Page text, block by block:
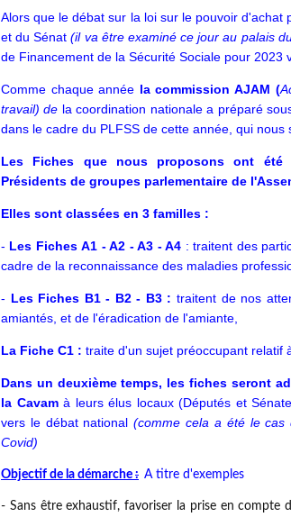
Alors que le débat sur la loi sur le pouvoir
et du Sénat(il va être examiné ce jour au palais
de Financement de la Sécurité Sociale pour 2023
Comme chaque année la commission AJAM (
travail) de la coordination nationale a préparé
dans le cadre du PLFSS de cette année, qui nous
Les Fiches que nous proposons ont été
Présidents de groupes parlementaire de
Elles sont classées en 3 familles :
- Les Fiches A1 - A2 - A3 - A4 : traitent des
cadre de la reconnaissance des maladies
- Les Fiches B1 - B2 - B3 : traitent de nos
amiantés, et de l'éradication de l'amiante,
La Fiche C1 : traite d'un sujet préoccupant relatif
Dans un deuxième temps, les fiches seront
la Cavamà leurs élus locaux (Députés et
vers le débat national(comme cela a été le cas
Covid)
Objectif de la démarche : A titre d'exemples
- Sans être exhaustif, favoriser la prise en compte